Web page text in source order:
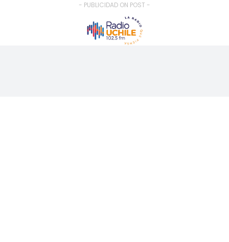
- PUBLICIDAD ON POST -